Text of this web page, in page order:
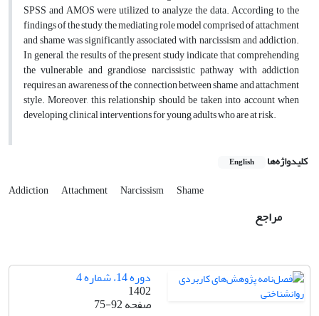
SPSS and AMOS were utilized to analyze the data. According to the
findings of the study, the mediating role model comprised of attachment
and shame was significantly associated with narcissism and addiction.
In general, the results of the present study indicate that comprehending
the vulnerable and grandiose narcissistic pathway with addiction
requires an awareness of the connection between shame and attachment
style. Moreover, this relationship should be taken into account when
developing clinical interventions for young adults who are at risk.
کلیدواژه‌ها English
Addiction Attachment Narcissism Shame
مراجع
دوره 14، شماره 4
1402
صفحه75-92